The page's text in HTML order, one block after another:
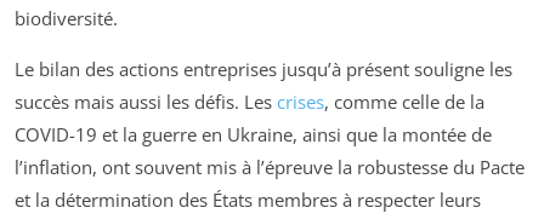
biodiversité.
Le bilan des actions entreprises jusqu’à présent souligne les
succès mais aussi les défis. Les crises, comme celle de la
COVID-19 et la guerre en Ukraine, ainsi que la montée de
l’inflation, ont souvent mis à l’épreuve la robustesse du Pacte
et la détermination des États membres à respecter leurs